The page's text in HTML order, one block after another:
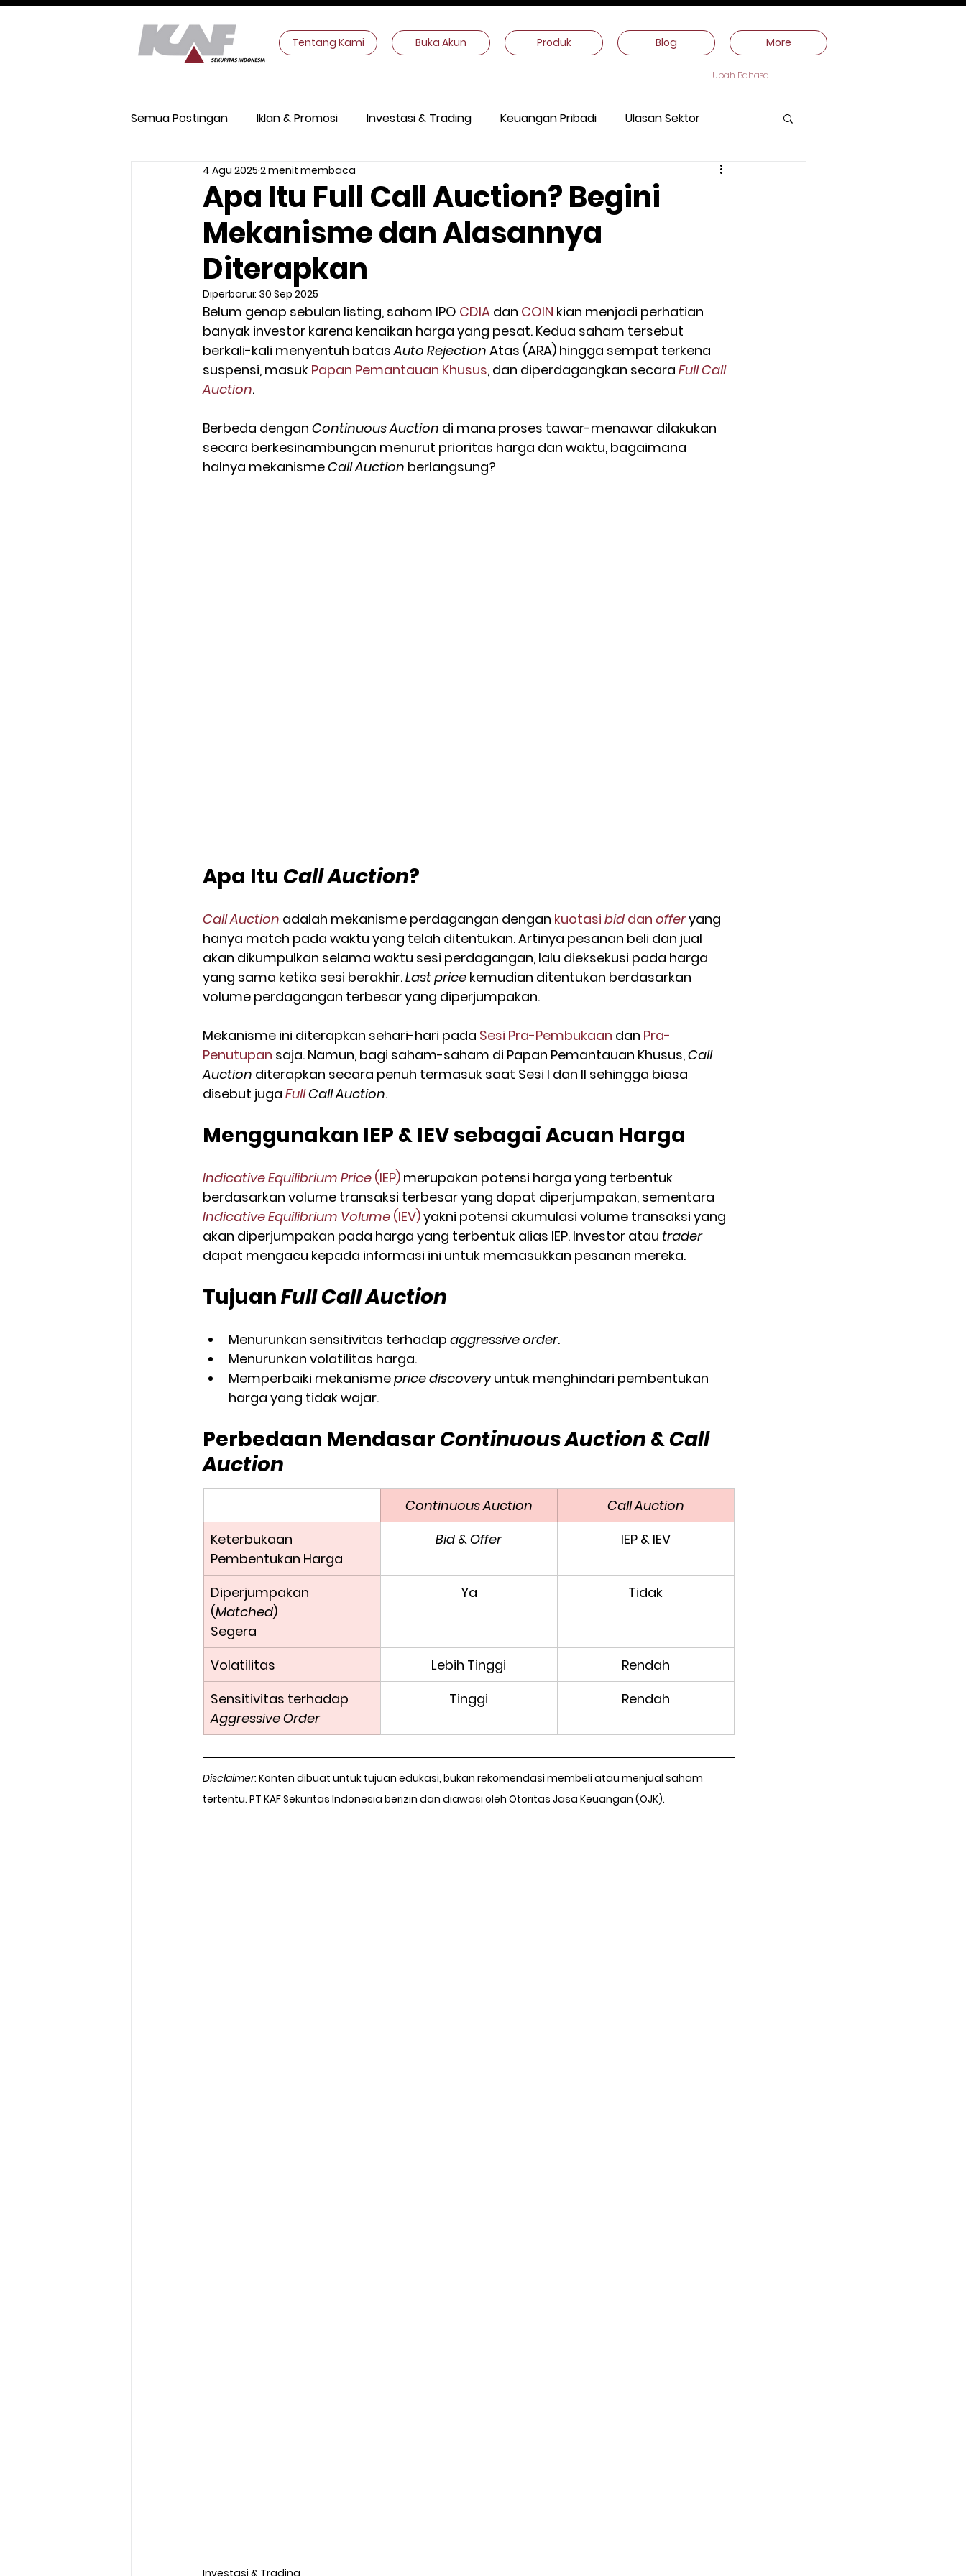
Tentang Kami Buka Akun Produk Blog More
Ubah Bahasa
Semua Postingan Iklan & Promosi Investasi & Trading Keuangan Pribadi Ulasan Sektor
Keamanan Digital Makroekonomi
Apa Itu Full Call Auction? Begini
Mekanisme dan Alasannya
Diterapkan
4 Agu 2025 2 menit membaca
Diperbarui: 30 Sep 2025
Belum genap sebulan listing, saham IPO CDIA dan COIN kian menjadi perhatian
banyak investor karena kenaikan harga yang pesat. Kedua saham tersebut
berkali-kali menyentuh batas Auto Rejection Atas (ARA) hingga sempat terkena
suspensi, masuk Papan Pemantauan Khusus, dan diperdagangkan secara Full Call
Auction.
Berbeda dengan Continuous Auction di mana proses tawar-menawar dilakukan
secara berkesinambungan menurut prioritas harga dan waktu, bagaimana
halnya mekanisme Call Auction berlangsung?
Apa Itu Call Auction?
Call Auction adalah mekanisme perdagangan dengan kuotasi bid dan offeryang
hanya match pada waktu yang telah ditentukan. Artinya pesanan beli dan jual
akan dikumpulkan selama waktu sesi perdagangan, lalu dieksekusi pada harga
yang sama ketika sesi berakhir. Last price kemudian ditentukan berdasarkan
volume perdagangan terbesar yang diperjumpakan.
Mekanisme ini diterapkan sehari-hari pada Sesi Pra-Pembukaan dan Pra-
Penutupan saja. Namun, bagi saham-saham di Papan Pemantauan Khusus, Call
Auction diterapkan secara penuh termasuk saat Sesi I dan II sehingga biasa
disebut juga Full Call Auction.
Menggunakan IEP & IEV sebagai Acuan Harga
Indicative Equilibrium Price (IEP) merupakan potensi harga yang terbentuk
berdasarkan volume transaksi terbesar yang dapat diperjumpakan, sementara
Indicative Equilibrium Volume (IEV) yakni potensi akumulasi volume transaksi yang
akan diperjumpakan pada harga yang terbentuk alias IEP. Investor atau trader
dapat mengacu kepada informasi ini untuk memasukkan pesanan mereka.
Tujuan Full Call Auction
Menurunkan sensitivitas terhadap aggressive order.
Menurunkan volatilitas harga.
Memperbaiki mekanisme price discovery untuk menghindari pembentukan
harga yang tidak wajar.
Perbedaan Mendasar Continuous Auction & Call
Auction
Continuous Auction
Call Auction
Keterbukaan
Pembentukan Harga
Bid & Offer IEP & IEV
Diperjumpakan
(Matched)
Segera
Ya Tidak
Volatilitas Lebih Tinggi
Rendah
Sensitivitas terhadap
Aggressive Order
Tinggi Rendah
Disclaimer: Konten dibuat untuk tujuan edukasi, bukan rekomendasi membeli atau menjual saham
tertentu. PT KAF Sekuritas Indonesia berizin dan diawasi oleh Otoritas Jasa Keuangan (OJK).
Investasi & Trading